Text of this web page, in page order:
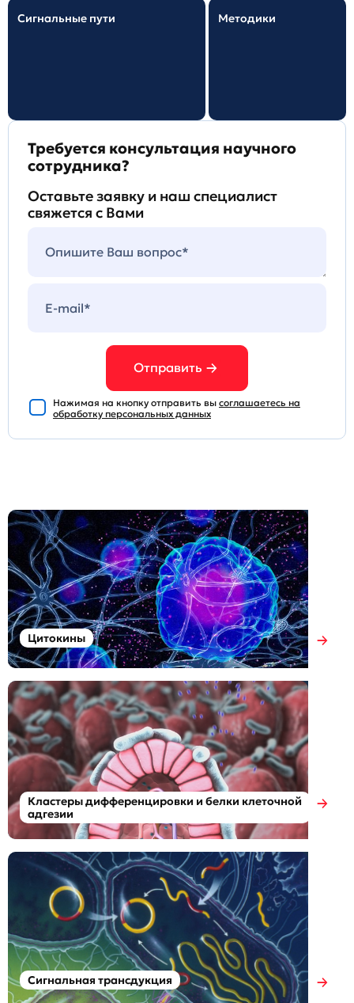
Сигнальные пути Методики
Требуется консультация научного
сотрудника?
Оставьте заявку и наш специалист
свяжется с Вами
Нажимая на кнопку отправить вы соглашаетесь на
обработку персональных данных
Отправить
Цитокины
Кластеры дифференцировки и белки клеточной
адгезии
Сигнальная трансдукция